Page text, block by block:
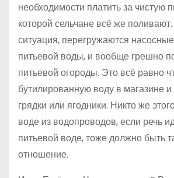
необходимости платить за чистую
которой сельчане всё же
ситуация, перегружаются
питьевой воды, и вообще грешно
питьевой огороды. Это всё равно
бутилированную воду в магазине
грядки или ягодники. Никто же
воде из водопроводов, если речь
питьевой воде, тоже должно быть
отношение.